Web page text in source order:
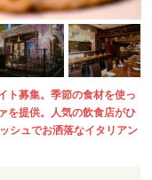
ト募集。季節の食材を使っ
を提供。人気の飲食店がひ
シュでお洒落なイタリアン